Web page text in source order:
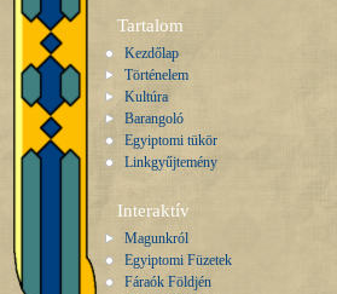
Tartalom
Kezdőlap
Történelem
Kultúra
Barangoló
Egyiptomi tükör
Linkgyűjtemény
Interaktív
Magunkról
Egyiptomi Füzetek
Fáraók Földjén